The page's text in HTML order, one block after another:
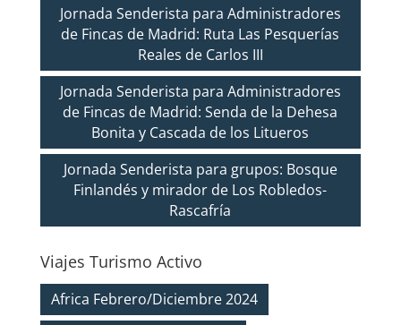
Jornada Senderista para Administradores
de Fincas de Madrid: Ruta Las Pesquerías
Reales de Carlos III
Jornada Senderista para Administradores
de Fincas de Madrid: Senda de la Dehesa
Bonita y Cascada de los Litueros
Jornada Senderista para grupos: Bosque
Finlandés y mirador de Los Robledos-
Rascafría
Viajes Turismo Activo
Africa Febrero/Diciembre 2024